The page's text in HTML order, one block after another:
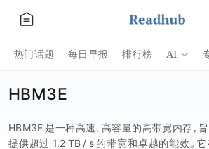
热门话题 每日早报 排行榜 AI
HBM3E
HBM3E 是一种高速、高容量的高带宽内存，
提供超过 1.2 TB / s 的带宽和卓越的能效。